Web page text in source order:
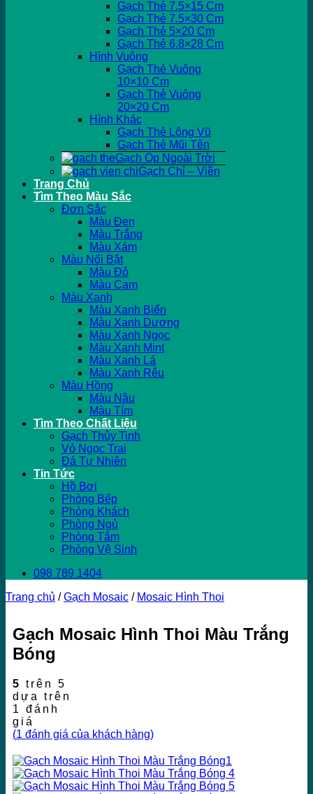
Gạch Thẻ 7.5×15 Cm
Gạch Thẻ 7.5×30 Cm
Gạch Thẻ 5×20 Cm
Gạch Thẻ 6.8×28 Cm
Hình Vuông
Gạch Thẻ Vuông
10×10 Cm
Gạch Thẻ Vuông
20×20 Cm
Hình Khác
Gạch Thẻ Lông Vũ
Gạch Thẻ Mũi Tên
Gạch Ốp Ngoài Trời
Gạch Chỉ – Viền
Trang Chủ
Tìm Theo Màu Sắc
Đơn Sắc
Màu Đen
Màu Trắng
Màu Xám
Màu Nổi Bật
Màu Đỏ
Màu Cam
Màu Xanh
Màu Xanh Biển
Màu Xanh Dương
Màu Xanh Ngọc
Màu Xanh Mint
Màu Xanh Lá
Màu Xanh Rêu
Màu Hồng
Màu Nâu
Màu Tím
Tìm Theo Chất Liệu
Gạch Thủy Tinh
Vỏ Ngọc Trai
Đá Tự Nhiên
Tin Tức
Hồ Bơi
Phòng Bếp
Phòng Khách
Phòng Ngủ
Phòng Tắm
Phòng Vệ Sinh
098 789 1404
Trang chủ / Gạch Mosaic / Mosaic Hình Thoi
Gạch Mosaic Hình Thoi Màu Trắng
Bóng
5 trên 5
dựa trên
1
đánh
giá
(1 đánh giá của khách hàng)